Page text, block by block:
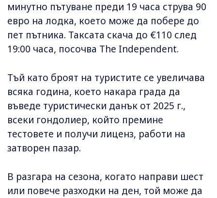
минутно пътуване преди 19 часа струва 90
евро на лодка, което може да побере до
пет пътника. Таксата скача до €110 след
19:00 часа, посочва The Independent.
Тъй като броят на туристите се увеличава
всяка година, което накара града да
въведе туристически данък от 2025 г.,
всеки гондолиер, който премине
тестовете и получи лиценз, работи на
затворен пазар.
В разгара на сезона, когато направи шест
или повече разходки на ден, той може да